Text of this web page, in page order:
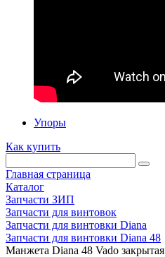
Упоры
Как купить
Главная страница
Каталог
Запчасти ЗИП
Запчасти для винтовок
Запчасти для винтовки Diana
Запчасти для винтовки Diana 48
Манжета Diana 48 Vado закрытая